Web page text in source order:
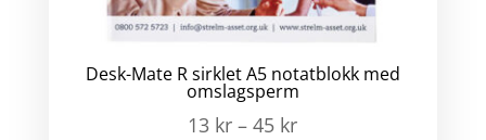
Desk-Mate R sirklet A5 notatblokk med
omslagsperm
13 kr –45 kr